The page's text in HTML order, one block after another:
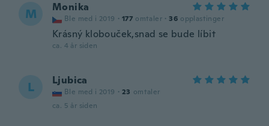
M Monika
Ble med i 2019 · 177 omtaler · 36 opplastinger
Krásný klobouček,snad se bude líbit
ca. 4 år siden
L Ljubica
Ble med i 2019 · 23 omtaler
ca. 5 år siden